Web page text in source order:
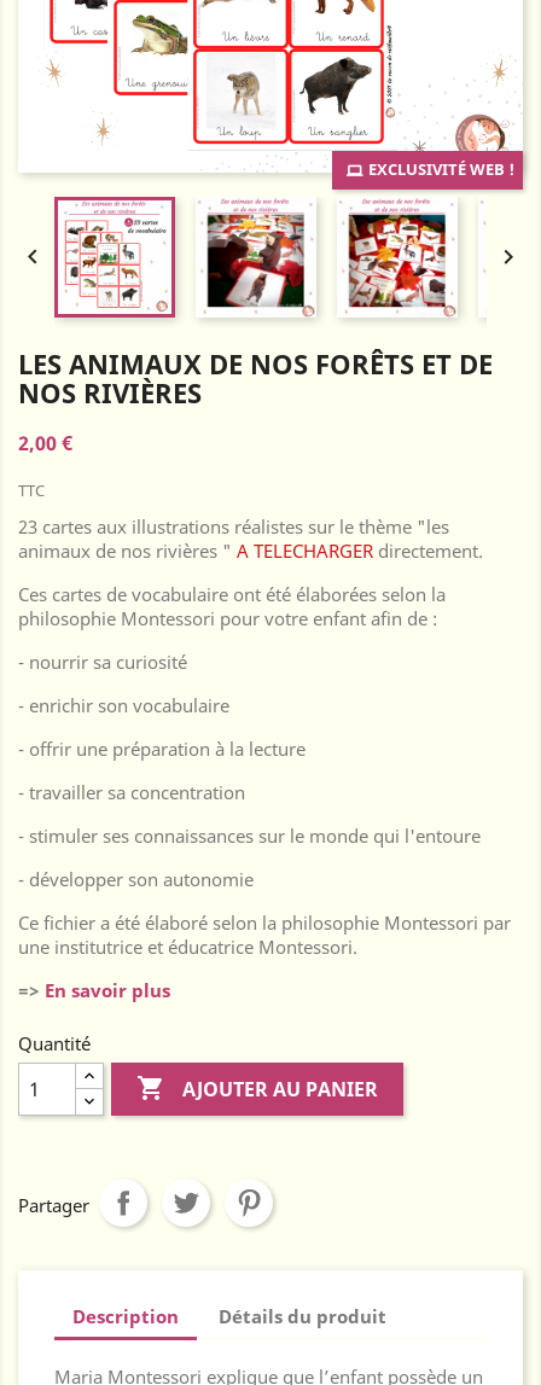
EXCLUSIVITÉ WEB !
 
LES ANIMAUX DE NOS FORÊTS ET DE
NOS RIVIÈRES
2,00 €
TTC
23 cartes aux illustrations réalistes sur le thème "les
animaux de nos rivières " A TELECHARGER directement.
Ces cartes de vocabulaire ont été élaborées selon la
philosophie Montessori pour votre enfant afin de :
- nourrir sa curiosité
- enrichir son vocabulaire
- offrir une préparation à la lecture
- travailler sa concentration
- stimuler ses connaissances sur le monde qui l'entoure
- développer son autonomie
Ce fichier a été élaboré selon la philosophie Montessori par
une institutrice et éducatrice Montessori.
=> En savoir plus
Quantité
 AJOUTER AU PANIER
Partager
Description Détails du produit
Maria Montessori explique que l’enfant possède un